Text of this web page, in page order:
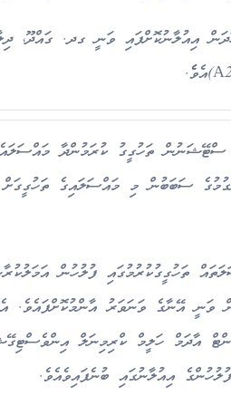
ތަހުގީގު ކުރަމުންދާ
ސަބަބުން މި މައްސަލައިގެ
ތަހުގީގުކުރުމުގައި ފުލުހުން
ސާޖަންޓް އާދަމް ހަލީމް ކްރިމިނަލް
އިއުލާނުގައި ބުނެފައިވެއެވެ.